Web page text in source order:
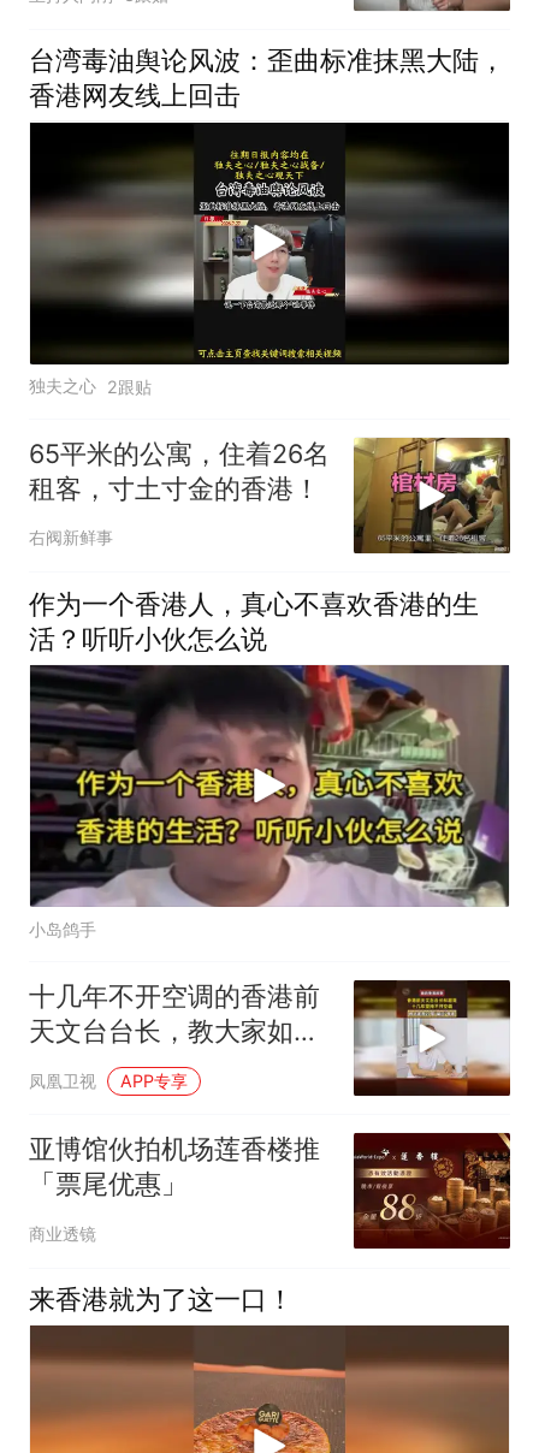
台湾毒油舆论风波：歪曲标准抹黑大陆，
香港网友线上回击
独夫之心 2跟贴
65平米的公寓，住着26名
租客，寸土寸金的香港！
右阀新鲜事
作为一个香港人，真心不喜欢香港的生
活？听听小伙怎么说
小岛鸽手
十几年不开空调的香港前
天文台台长，教大家如何
“骗过”电表
凤凰卫视 APP专享
亚博馆伙拍机场莲香楼推
「票尾优惠」
商业透镜
来香港就为了这一口！